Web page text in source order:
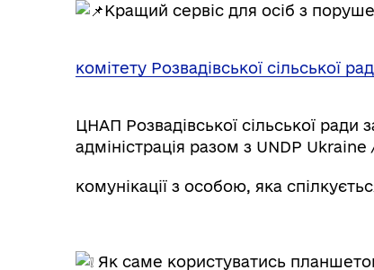
Кращий сервіс для осіб з
комітету Розвадівської сільської
ЦНАП Розвадівської сільської
адміністрація разом з UNDP
комунікації з особою, яка
Як саме користуватись